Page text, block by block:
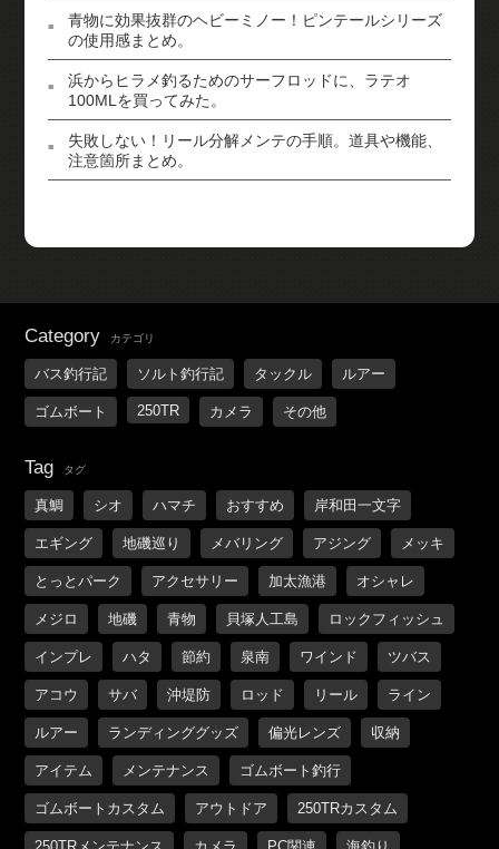
青物に効果抜群のヘビーミノー！ピンテールシリーズ
の使用感まとめ。
浜からヒラメ釣るためのサーフロッドに、ラテオ
100MLを買ってみた。
失敗しない！リール分解メンテの手順。道具や機能、
注意箇所まとめ。
Category カテゴリ
バス釣行記 ソルト釣行記 タックル ルアー
ゴムボート 250TR カメラ その他
Tag タグ
真鯛 シオ ハマチ おすすめ 岸和田一文字
エギング 地磯巡り メバリング アジング メッキ
とっとパーク アクセサリー 加太漁港 オシャレ
メジロ 地磯 青物 貝塚人工島 ロックフィッシュ
インプレ ハタ 節約 泉南 ワインド ツバス
アコウ サバ 沖堤防 ロッド リール ライン
ルアー ランディンググッズ 偏光レンズ 収納
アイテム メンテナンス ゴムボート釣行
ゴムボートカスタム アウトドア 250TRカスタム